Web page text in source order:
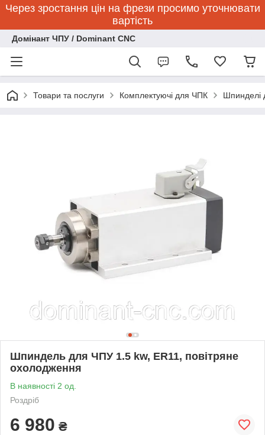
Через зростання цін на фрези просимо уточнювати
вартість
Домінант ЧПУ / Dominant CNC
Товари та послуги Комплектуючі для ЧПК Шпинделі
Шпиндель для ЧПУ 1.5 kw, ER11, повітряне
охолодження
В наявності 2 од.
Роздріб
6 980 ₴